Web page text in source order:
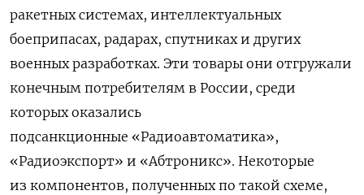
ракетных системах, интеллектуальных
боеприпасах, радарах, спутниках и других
военных разработках. Эти товары они отгружали
конечным потребителям в России, среди
которых оказались
подсанкционные «Радиоавтоматика»,
«Радиоэкспорт» и «Абтроникс». Некоторые
из компонентов, полученных по такой схеме,